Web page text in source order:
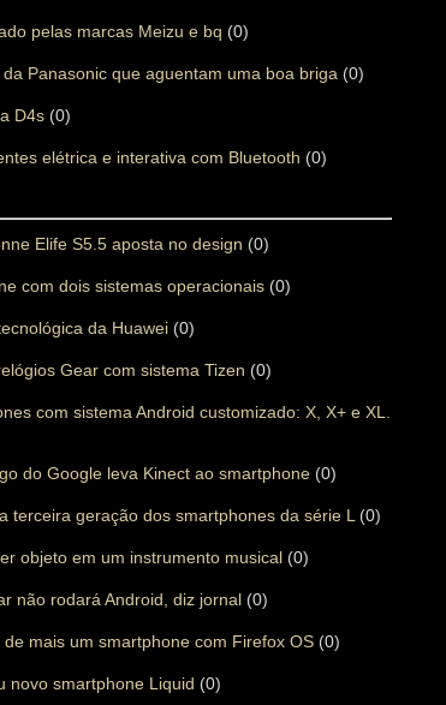
pelas marcas Meizu e bq (0)
Panasonic que aguentam uma boa briga (0)
D4s (0)
elétrica e interativa com Bluetooth (0)
Elife S5.5 aposta no design (0)
com dois sistemas operacionais (0)
da Huawei (0)
Gear com sistema Tizen (0)
com sistema Android customizado: X, X+ e XL.
do Google leva Kinect ao smartphone (0)
terceira geração dos smartphones da série L (0)
objeto em um instrumento musical (0)
não rodará Android, diz jornal (0)
mais um smartphone com Firefox OS (0)
novo smartphone Liquid (0)